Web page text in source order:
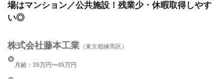
場はマンション／公共施設！残業少・休暇取得しやす
い◎
株式会社藤本工業 （東京都練馬区）
月給：35万円〜45万円